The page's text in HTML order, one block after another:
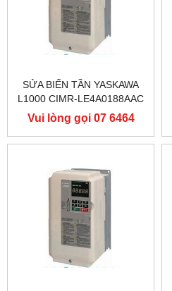
SỬA BIẾN TẦN YASKAWA
L1000 CIMR-LE4A0188AAC
400V 90KW, BIẾN TẦN
YASKAWA L1000
Vui lòng gọi 07 6464
9556